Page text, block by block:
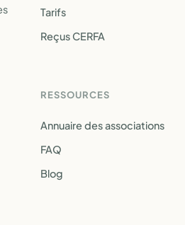
Tarifs
Reçus CERFA
RESSOURCES
Annuaire des associations
FAQ
Blog